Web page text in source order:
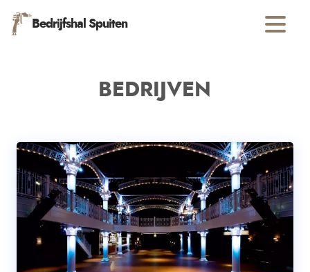
Bedrijfshal Spuiten
BEDRIJVEN